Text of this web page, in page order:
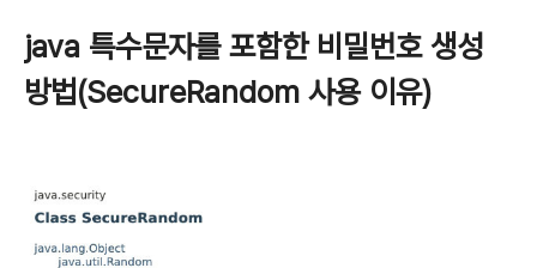
java 특수문자를 포함한 비밀번호 생성
방법(SecureRandom 사용 이유)